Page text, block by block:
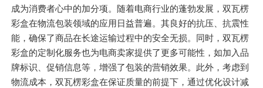
成为消费者心中的加分项。随着电商行业的蓬勃发展，双瓦楞
彩盒在物流包装领域的应用日益普遍。其良好的抗压、抗震性
能，确保了商品在长途运输过程中的安全无损。同时，双瓦楞
彩盒的定制化服务也为电商卖家提供了更多可能性，如加入品
牌标识、促销信息等，增强了包装的营销效果。此外，考虑到
物流成本，双瓦楞彩盒在保证质量的前提下，通过优化设计减